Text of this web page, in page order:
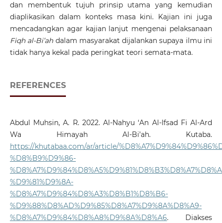
dan membentuk tujuh prinsip utama yang kemudian
diaplikasikan dalam konteks masa kini. Kajian ini juga
mencadangkan agar kajian lanjut mengenai pelaksanaan
Fiqh al-Bi’ah dalam masyarakat dijalankan supaya ilmu ini
tidak hanya kekal pada peringkat teori semata-mata.
REFERENCES
Abdul Muhsin, A. R. 2022. Al-Nahyu ‘An Al-Ifsad Fi Al-Ard
Wa Himayah Al-Bi’ah. Kutaba.
https://khutabaa.com/ar/article/
%D8%B9%D9%86-
%D9%81%D9%8A-
%D8%A7%D9%84%D8%A3%D8%B1%D8%B6-
%D9%88%D8%AD%D9%85%D8%A7%D9%8A%D8%A9-
%D8%A7%D9%84%D8%A8%D9%8A%D8%A6. Diakses